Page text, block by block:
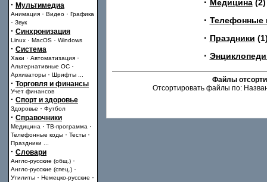
· Мультимедиа
Анимация · Видео · Графика
· Звук
· Синхронизация
Linux · MacOS · Windows
· Система
Хаки · Автоматизация ·
Альтернативные ОС ·
Архиваторы · Шрифты
· Торговля и финансы
Учет финансов
· Спорт и здоровье
Здоровье · Футбол
· Справочники
Медицина · ТВ-программа ·
Телефонные коды · Тесты ·
Праздники
· Словари
Англо-русские (общ.) ·
Англо-русские (спец.) ·
Утилиты · Немецко-русские ·
Медицина(2)
· Телефонные
· Праздники
·
Файлы
Отсортировать файлы по: